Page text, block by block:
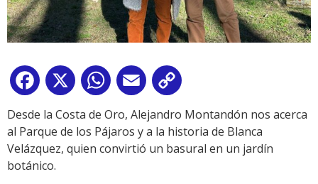
Facebook
X WhatsApp
Email
Link
Desde la Costa de Oro, Alejandro Montandón nos acerca
al Parque de los Pájaros y a la historia de Blanca
Velázquez, quien convirtió un basural en un jardín
botánico.